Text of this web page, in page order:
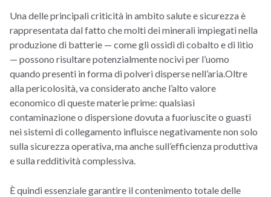
Una delle principali criticità in ambito salute e sicurezza è
rappresentata dal fatto che molti dei minerali impiegati nella
produzione di batterie — come gli ossidi di cobalto e di litio
— possono risultare potenzialmente nocivi per l’uomo
quando presenti in forma di polveri disperse nell’aria.Oltre
alla pericolosità, va considerato anche l’alto valore
economico di queste materie prime: qualsiasi
contaminazione o dispersione dovuta a fuoriuscite o guasti
nei sistemi di collegamento influisce negativamente non solo
sulla sicurezza operativa, ma anche sull’efficienza produttiva
e sulla redditività complessiva.
È quindi essenziale garantire il contenimento totale delle